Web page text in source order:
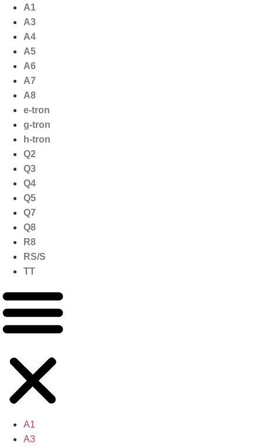
naar
inhoud
A1
A3
A4
A5
A6
A7
A8
e-tron
g-tron
h-tron
Q2
Q3
Q4
Q5
Q7
Q8
R8
RS/S
TT
A1
A3